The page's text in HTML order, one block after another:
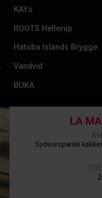
KAYs
ROOTS Hellerup
Hatoba Islands Brygge
Lab Vandvid
BUKA
LA
Sydeuropæisk